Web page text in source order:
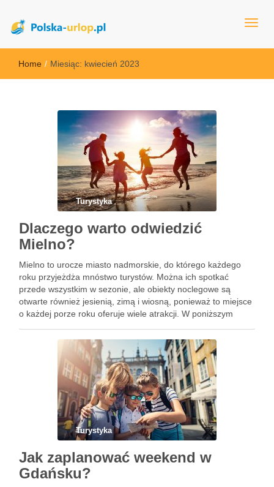
polska-urlop.pl
Home / Miesiąc: kwiecień 2023
Turystyka
Dlaczego warto odwiedzić
Mielno?
Mielno to urocze miasto nadmorskie, do którego każdego
roku przyjeżdża mnóstwo turystów. Można ich spotkać
przede wszystkim w sezonie, ale obiekty noclegowe są
otwarte również jesienią, zimą i wiosną, ponieważ to miejsce
o każdej porze roku oferuje wiele atrakcji. W poniższym
warto odwiedzić Mielno. …
Turystyka
Jak zaplanować weekend w
Gdańsku?